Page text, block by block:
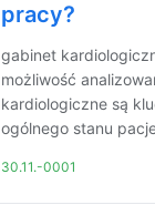
pracy?
gabinet
możliwość
kardiologiczne są
ogólnego stanu
30.11.-0001